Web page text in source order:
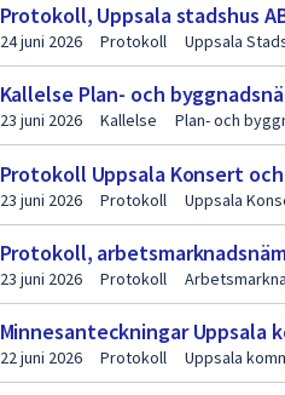
Protokoll, Uppsala stadshus
24 juni 2026 Protokoll Uppsala
Kallelse Plan- och
23 juni 2026 Kallelse Plan- och
Protokoll Uppsala Konsert och
23 juni 2026 Protokoll Uppsala
Protokoll,
23 juni 2026 Protokoll
Minnesanteckningar Uppsala
22 juni 2026 Protokoll Uppsala